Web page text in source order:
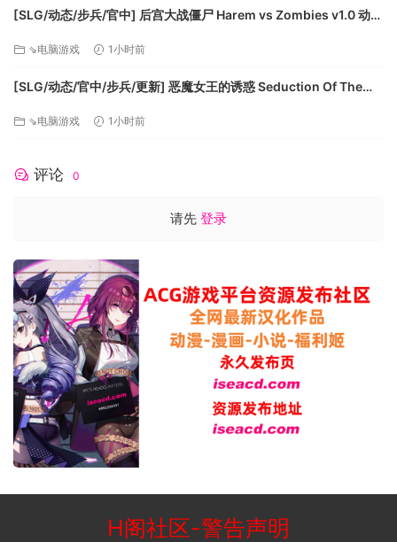
[SLG/动态/步兵/官中] 后宫大战僵尸 Harem vs Zombies v1.0 动态
⇘电脑游戏 1小时前
[SLG/动态/官中/步兵/更新] 恶魔女王的诱惑 Seduction Of The
⇘电脑游戏 1小时前
评论 0
请先 登录
H阁社区-警告声明